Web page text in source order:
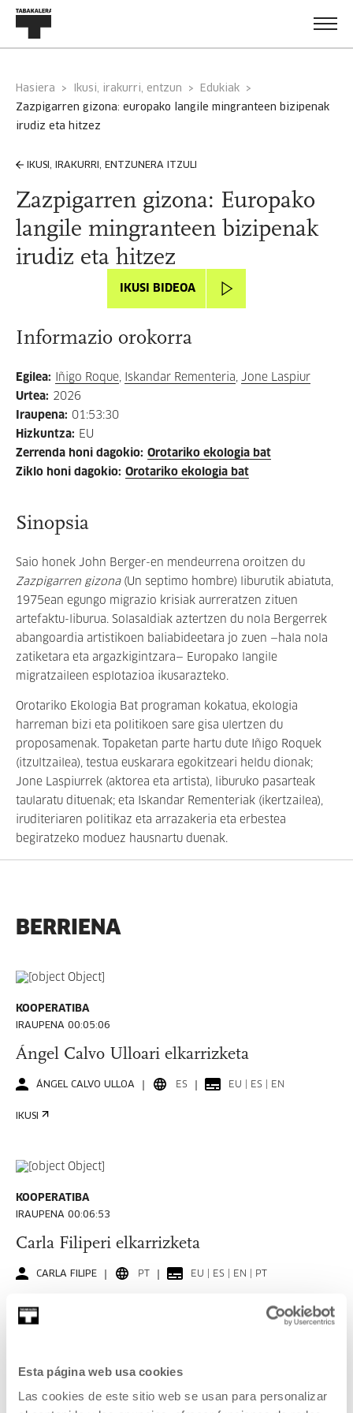
Esta página web usa cookies
Las cookies de este sitio web se usan para personalizar
Hasiera Ikusi, irakurri, entzun
Edukiak
zazpigarren gizona: europako langile mingranteen bizipenak
irudiz eta hitzez
IKUSI, IRAKURRI, ENTZUNERA ITZULI
Zazpigarren gizona: Europako
langile mingranteen bizipenak
irudiz eta hitzez
IKUSI BIDEOA
Informazio orokorra
Egilea: Iñigo Roque, Iskandar Rementeria, Jone Laspiur
Urtea: 2026
Iraupena: 01:53:30
Hizkuntza: EU
Zerrenda honi dagokio: Orotariko ekologia bat
Ziklo honi dagokio: Orotariko ekologia bat
Sinopsia
Saio honek John Berger-en mendeurrena oroitzen du
Zazpigarren gizona(Un septimo hombre) liburutik abiatuta,
1975ean egungo migrazio krisiak aurreratzen zituen
artefaktu-liburua. Solasaldiak aztertzen du nola Bergerrek
abangoardia artistikoen baliabideetara jo zuen —hala nola
zatiketara eta argazkigintzara— Europako langile
migratzaileen esplotazioa ikusarazteko.
Orotariko Ekologia Bat programan kokatua, ekologia
harreman bizi eta politikoen sare gisa ulertzen du
proposamenak. Topaketan parte hartu dute Iñigo Roquek
(itzultzailea), testua euskarara egokitzeari heldu dionak;
Jone Laspiurrek (aktorea eta artista), liburuko pasarteak
taularatu dituenak; eta Iskandar Rementeriak (ikertzailea),
iruditeriaren politikaz eta arrazakeria eta erbestea
begiratzeko moduez hausnartu duenak.
BERRIENA
KOOPERATIBA
IRAUPENA 00:05:06
Ángel Calvo Ulloari elkarrizketa
ÁNGEL CALVO ULLOA ES EU | ES | EN
IKUSI
KOOPERATIBA
IRAUPENA 00:06:53
Carla Filiperi elkarrizketa
CARLA FILIPE PT EU | ES | EN | PT
IKUSI